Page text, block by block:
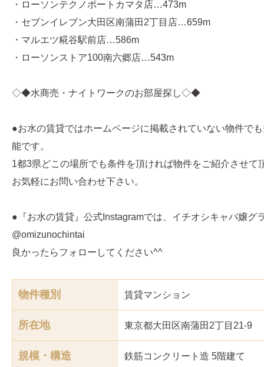
・ローソンテクノポートカマタ店…473m
・セブンイレブン大田区南蒲田2丁目店…659m
・マルエツ糀谷駅前店…586m
・ローソンストア100南六郷店…543m
◇◆水商売・ナイトワークのお部屋探し◇◆
●お水の賃貸ではホームページに掲載されていない物件で
能です。
1都3県どこの場所でも条件を頂ければ物件をご紹介させて
お気軽にお問い合わせ下さい。
●『お水の賃貸』公式Instagramでは、イチオシキャバ嬢グ
@omizunochintai
良かったらフォローしてください^^
物件種別 賃貸マンション
所在地 東京都大田区南蒲田2丁目21-9
規模・構造 鉄筋コンクリート造 5階建て